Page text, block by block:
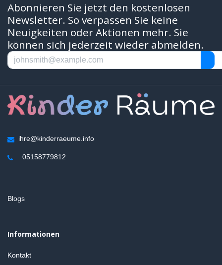
Abonnieren Sie jetzt den kostenlosen
Newsletter. So verpassen Sie keine
Neuigkeiten oder Aktionen mehr. Sie
können sich jederzeit wieder abmelden.
ihre@kinderraeume.info
05158779812
Blogs
Informationen
Kontakt